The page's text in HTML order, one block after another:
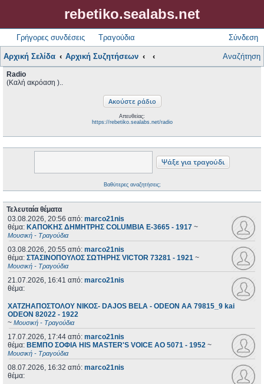
rebetiko.sealabs.net
Γρήγορες συνδέσεις Τραγούδια Σύνδεση
Αρχική Σελίδα Αρχική Συζητήσεων Αναζήτηση
Radio
(Καλή ακρόαση )..
Απευθείας:
https://rebetiko.sealabs.net/radio
Βαθύτερες αναζητήσεις;
Τελευταία θέματα
03.08.2026, 20:56 από: marco21nis
θέμα: ΚΑΠΟΚΗΣ ΔΗΜΗΤΡΗΣ COLUMBIA E-3665 - 1917 ~
Μουσική - Τραγούδια
03.08.2026, 20:55 από: marco21nis
θέμα: ΣΤΑΣΙΝΟΠΟΥΛΟΣ ΣΩΤΗΡΗΣ VICTOR 73281 - 1921 ~
Μουσική - Τραγούδια
21.07.2026, 16:41 από: marco21nis
θέμα:
ΧΑΤΖΗΑΠΟΣΤΟΛΟΥ ΝΙΚΟΣ- DAJOS BELA - ODEON AA 79815_9 kai
ODEON 82022 - 1922
~ Μουσική - Τραγούδια
17.07.2026, 17:44 από: marco21nis
θέμα: ΒΕΜΠΟ ΣΟΦΙΑ HIS MASTER'S VOICE AO 5071 - 1952 ~
Μουσική - Τραγούδια
08.07.2026, 16:32 από: marco21nis
θέμα: